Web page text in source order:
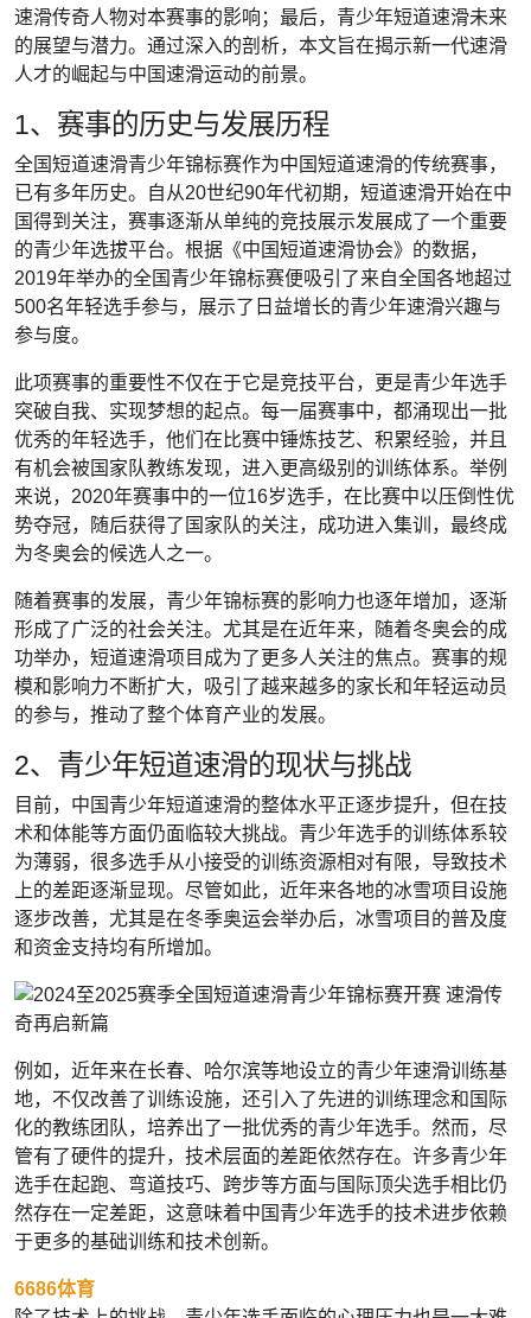
速滑传奇人物对本赛事的影响；最后，青少年短道速滑未来
的展望与潜力。通过深入的剖析，本文旨在揭示新一代速滑
人才的崛起与中国速滑运动的前景。
1、赛事的历史与发展历程
全国短道速滑青少年锦标赛作为中国短道速滑的传统赛事，
已有多年历史。自从20世纪90年代初期，短道速滑开始在中
国得到关注，赛事逐渐从单纯的竞技展示发展成了一个重要
的青少年选拔平台。根据《中国短道速滑协会》的数据，
2019年举办的全国青少年锦标赛便吸引了来自全国各地超过
500名年轻选手参与，展示了日益增长的青少年速滑兴趣与
参与度。
此项赛事的重要性不仅在于它是竞技平台，更是青少年选手
突破自我、实现梦想的起点。每一届赛事中，都涌现出一批
优秀的年轻选手，他们在比赛中锤炼技艺、积累经验，并且
有机会被国家队教练发现，进入更高级别的训练体系。举例
来说，2020年赛事中的一位16岁选手，在比赛中以压倒性优
势夺冠，随后获得了国家队的关注，成功进入集训，最终成
为冬奥会的候选人之一。
随着赛事的发展，青少年锦标赛的影响力也逐年增加，逐渐
形成了广泛的社会关注。尤其是在近年来，随着冬奥会的成
功举办，短道速滑项目成为了更多人关注的焦点。赛事的规
模和影响力不断扩大，吸引了越来越多的家长和年轻运动员
的参与，推动了整个体育产业的发展。
2、青少年短道速滑的现状与挑战
目前，中国青少年短道速滑的整体水平正逐步提升，但在技
术和体能等方面仍面临较大挑战。青少年选手的训练体系较
为薄弱，很多选手从小接受的训练资源相对有限，导致技术
上的差距逐渐显现。尽管如此，近年来各地的冰雪项目设施
逐步改善，尤其是在冬季奥运会举办后，冰雪项目的普及度
和资金支持均有所增加。
例如，近年来在长春、哈尔滨等地设立的青少年速滑训练基
地，不仅改善了训练设施，还引入了先进的训练理念和国际
化的教练团队，培养出了一批优秀的青少年选手。然而，尽
管有了硬件的提升，技术层面的差距依然存在。许多青少年
选手在起跑、弯道技巧、跨步等方面与国际顶尖选手相比仍
然存在一定差距，这意味着中国青少年选手的技术进步依赖
于更多的基础训练和技术创新。
6686体育